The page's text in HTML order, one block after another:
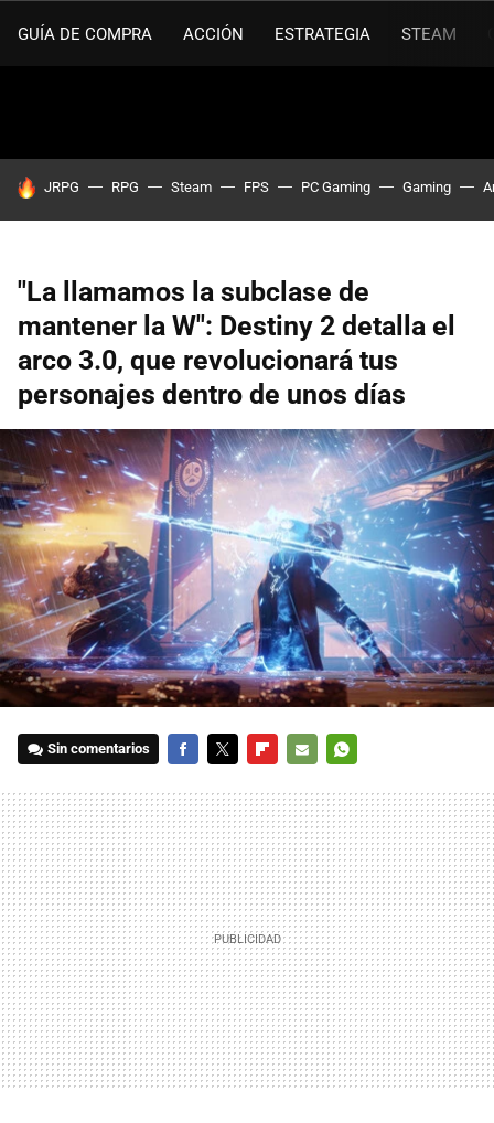
GUÍA DE COMPRA ACCIÓN ESTRATEGIA STEAM
HOY SE HABLA DE
JRPG RPG Steam FPS PC Gaming Gaming
"La llamamos la subclase de
mantener la W": Destiny 2 detalla el
arco 3.0, que revolucionará tus
personajes dentro de unos días
Sin comentarios
MAIL